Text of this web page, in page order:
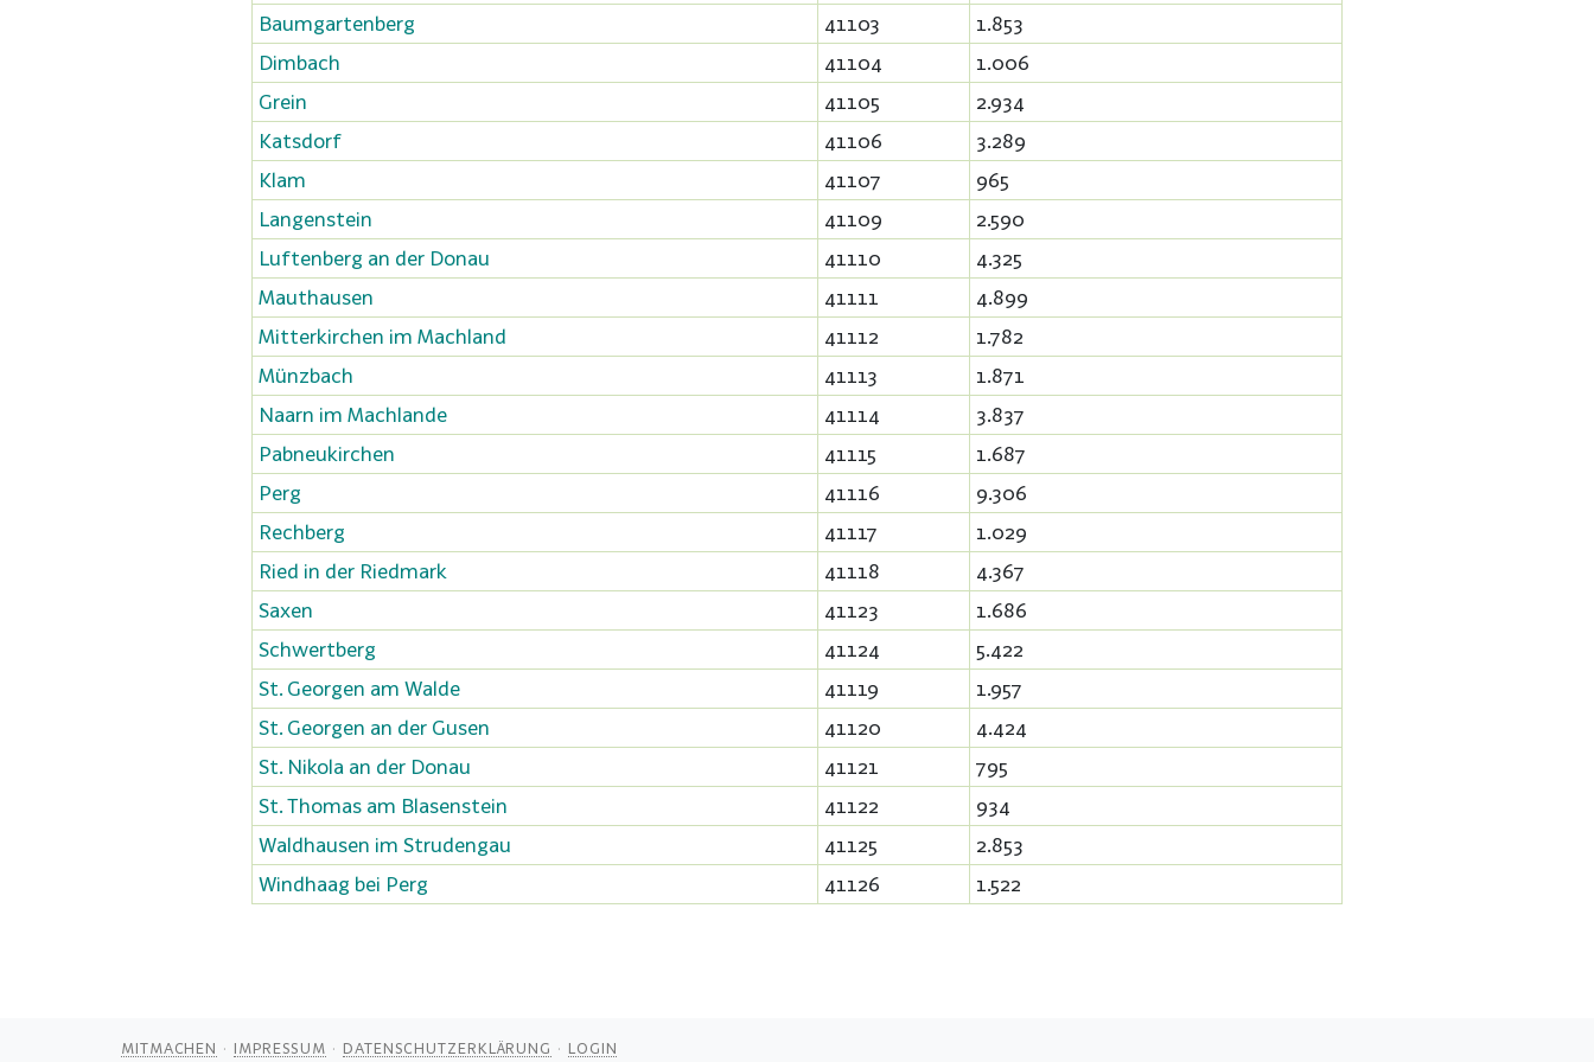
Baumgartenberg
41103
1.853
Dimbach
41104
1.006
Grein
41105
2.934
Katsdorf
41106
3.289
Klam
41107
965
Langenstein
41109
2.590
Luftenberg an der Donau
41110
4.325
Mauthausen
41111
4.899
Mitterkirchen im Machland
41112
1.782
Münzbach
41113
1.871
Naarn im Machlande
41114
3.837
Pabneukirchen
41115
1.687
Perg
41116
9.306
Rechberg
41117
1.029
Ried in der Riedmark
41118
4.367
Saxen
41123
1.686
Schwertberg
41124
5.422
St. Georgen am Walde
41119
1.957
St. Georgen an der Gusen
41120
4.424
St. Nikola an der Donau
41121
795
St. Thomas am Blasenstein
41122
934
Waldhausen im Strudengau
41125
2.853
Windhaag bei Perg
41126 1.522
MITMACHEN IMPRESSUM DATENSCHUTZERKLÄRUNG LOGIN